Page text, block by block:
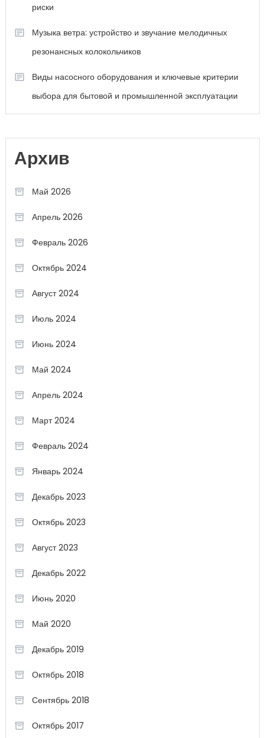
риски
Музыка ветра: устройство и звучание мелодичных
резонансных колокольчиков
Виды насосного оборудования и ключевые критерии
выбора для бытовой и промышленной эксплуатации
Архив
Май 2026
Апрель 2026
Февраль 2026
Октябрь 2024
Август 2024
Июль 2024
Июнь 2024
Май 2024
Апрель 2024
Март 2024
Февраль 2024
Январь 2024
Декабрь 2023
Октябрь 2023
Август 2023
Декабрь 2022
Июнь 2020
Май 2020
Декабрь 2019
Октябрь 2018
Сентябрь 2018
Октябрь 2017